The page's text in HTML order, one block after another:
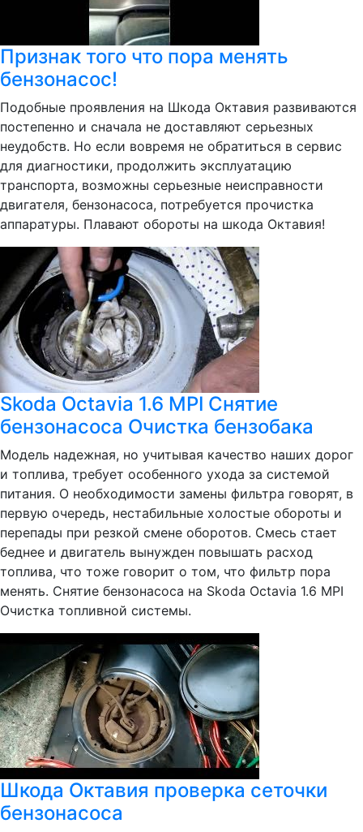
Признак того что пора менять
бензонасос!
Подобные проявления на Шкода Октавия развиваются
постепенно и сначала не доставляют серьезных
неудобств. Но если вовремя не обратиться в сервис
для диагностики, продолжить эксплуатацию
транспорта, возможны серьезные неисправности
двигателя, бензонасоса, потребуется прочистка
аппаратуры. Плавают обороты на шкода Октавия!
Skoda Octavia 1.6 MPI Снятие
бензонасоса Очистка бензобака
Модель надежная, но учитывая качество наших дорог
и топлива, требует особенного ухода за системой
питания. О необходимости замены фильтра говорят, в
первую очередь, нестабильные холостые обороты и
перепады при резкой смене оборотов. Смесь стает
беднее и двигатель вынужден повышать расход
топлива, что тоже говорит о том, что фильтр пора
менять. Снятие бензонасоса на Skoda Octavia 1.6 MPI
Очистка топливной системы.
Шкода Октавия проверка сеточки
бензонасоса